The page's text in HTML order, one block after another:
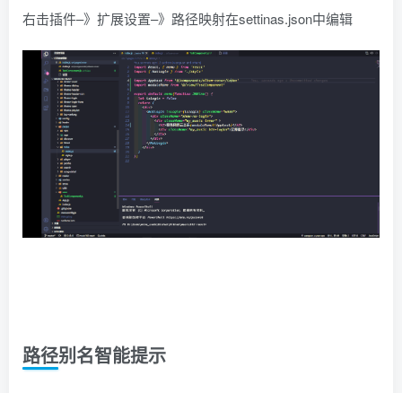
右击插件–》扩展设置–》路径映射在settinas.json中编辑
路径别名智能提示